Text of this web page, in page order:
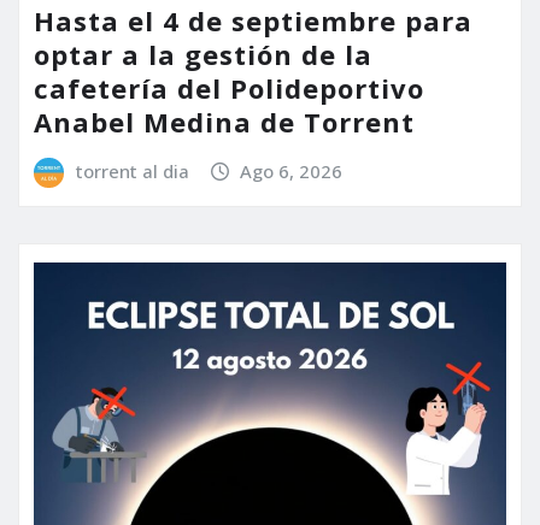
Hasta el 4 de septiembre para
optar a la gestión de la
cafetería del Polideportivo
Anabel Medina de Torrent
torrent al dia Ago 6, 2026